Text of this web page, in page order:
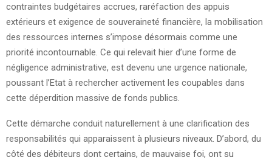
contraintes budgétaires accrues, raréfaction des appuis
extérieurs et exigence de souveraineté financière, la mobilisation
des ressources internes s’impose désormais comme une
priorité incontournable. Ce qui relevait hier d’une forme de
négligence administrative, est devenu une urgence nationale,
poussant l’Etat à rechercher activement les coupables dans
cette déperdition massive de fonds publics.
Cette démarche conduit naturellement à une clarification des
responsabilités qui apparaissent à plusieurs niveaux. D’abord, du
côté des débiteurs dont certains, de mauvaise foi, ont su